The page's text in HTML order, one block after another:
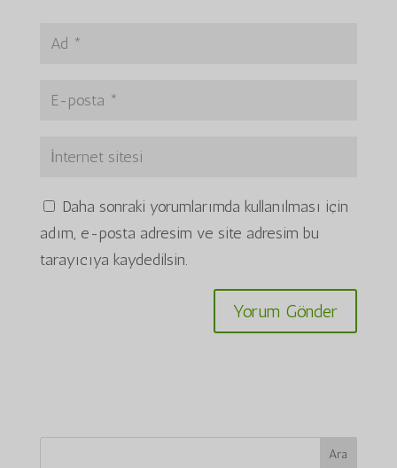
Daha sonraki yorumlarımda kullanılması için
adım, e-posta adresim ve site adresim bu
tarayıcıya kaydedilsin.
Ara